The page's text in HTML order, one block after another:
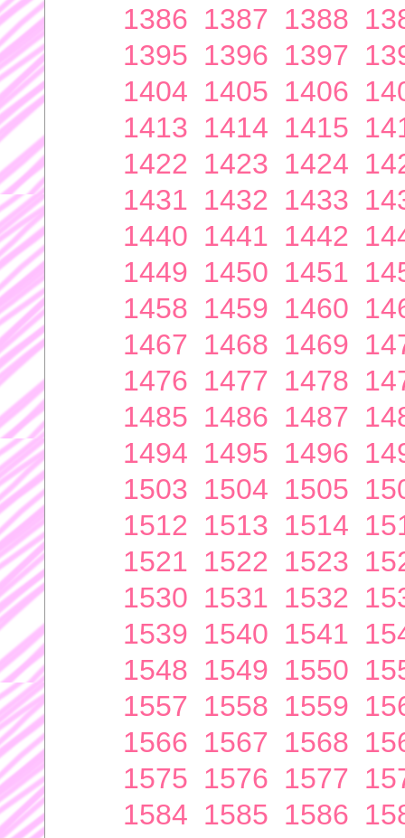
1386 1387 1388
1395 1396 1397
1404 1405 1406
1413 1414 1415
1422 1423 1424
1431 1432 1433
1440 1441 1442
1449 1450 1451
1458 1459 1460
1467 1468 1469
1476 1477 1478
1485 1486 1487
1494 1495 1496
1503 1504 1505
1512 1513 1514
1521 1522 1523
1530 1531 1532
1539 1540 1541
1548 1549 1550
1557 1558 1559
1566 1567 1568
1575 1576 1577
1584 1585 1586